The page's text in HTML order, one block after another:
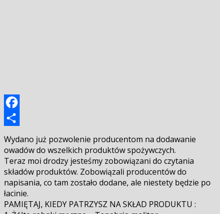
Facebook
się
Wydano już pozwolenie producentom na dodawanie
owadów do wszelkich produktów spożywczych.
Teraz moi drodzy jesteśmy zobowiązani do czytania
składów produktów. Zobowiązali producentów do
napisania, co tam zostało dodane, ale niestety będzie po
łacinie.
PAMIĘTAJ, KIEDY PATRZYSZ NA SKŁAD PRODUKTU :